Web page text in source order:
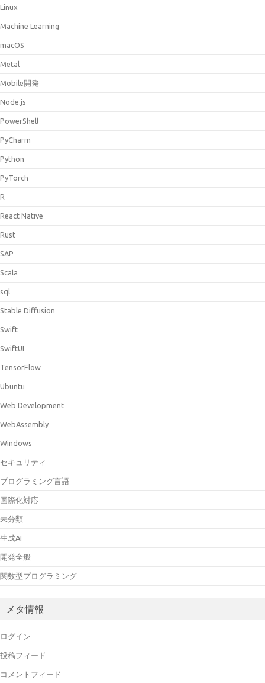
Linux
Machine Learning
macOS
Metal
Mobile開発
Node.js
PowerShell
PyCharm
Python
PyTorch
R
React Native
Rust
SAP
Scala
sql
Stable Diffusion
Swift
SwiftUI
TensorFlow
Ubuntu
Web Development
WebAssembly
Windows
セキュリティ
プログラミング言語
国際化対応
未分類
生成AI
開発全般
関数型プログラミング
メタ情報
ログイン
投稿フィード
コメントフィード